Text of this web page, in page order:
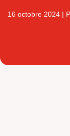
16 octobre 2024 |